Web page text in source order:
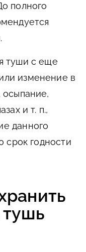
полного
туши с еще
изменение в
осыпание,
и т. п.,
данного
срок годности
тушь